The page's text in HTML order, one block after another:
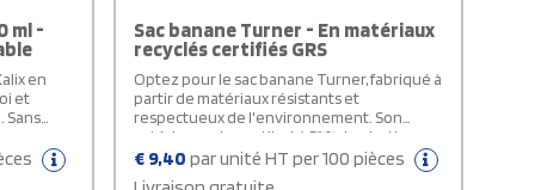
ml -
en
et
Sans
Sac banane Turner - En matériaux
recyclés certifiés GRS
Optez pour le sac banane Turner, fabriqué à
partir de matériaux résistants et
respectueux de l'environnement. Son
extérieur est constitué à 51 % de plastique
PU recyclé certifié GRS, tandis que sa
doublure est entièrement composée de
€ 9,40 par unité HT per 100 pièces